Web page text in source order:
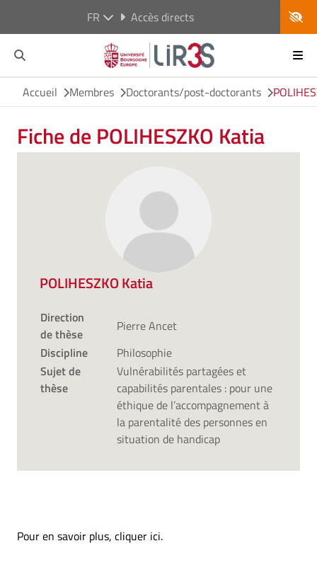
FR Accès directs
Accueil Membres Doctorants/post-doctorants
Fiche de POLIHESZKO Katia
POLIHESZKO Katia
Direction
de thèse
Pierre Ancet
Discipline
Philosophie
Sujet de
thèse
Vulnérabilités partagées et
capabilités parentales : pour une
éthique de l’accompagnement à
la parentalité des personnes en
situation de handicap
Pour en savoir plus, cliquer ici.